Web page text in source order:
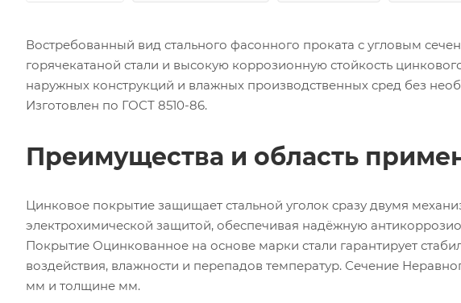
Востребованный вид стального фасонного проката с угловым
горячекатаной стали и высокую коррозионную стойкость
наружных конструкций и влажных производственных сред без
Изготовлен по ГОСТ 8510-86.
Преимущества и область
Цинковое покрытие защищает стальной уголок сразу двумя
электрохимической защитой, обеспечивая надёжную
Покрытие Оцинкованное на основе марки стали гарантирует
воздействия, влажности и перепадов температур. Сечение
мм и толщине мм.